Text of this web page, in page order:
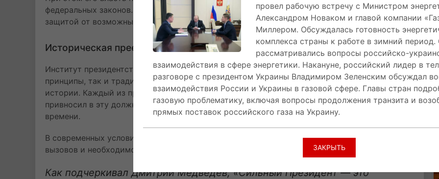
федеральных законов. Такая система создает баланс между эффективностью управления и
защитой от возможных злоупотреблений властью.
Историческая преемственность и современность
Институт президентства в России вобрал в себя как современные демократические
принципы, так и традиции сильной исполнительной власти, характерные для отечественной
истории. Каждый из президентов — Борис Ельцин, Владимир Путин, Дмитрий Медведев —
привносил в эту должность свой стиль руководства, соответствовавший вызовам своего
времени.
В современных условиях роль Президента приобретает особое значение в свете глобальных
вызовов и необходимости защиты национальных интересов.
Как подчеркивал Дмитрий Медведев, «Сильный Президент — это
провел рабочую встречу с Министром
Александром Новаком и главой компании
Миллером. Обсуждалась готовность
комплекса страны к работе в зимний период.
рассматривались вопросы российско-
взаимодействия в сфере энергетики. Накануне, российский лидер в
разговоре с президентом Украины Владимиром Зеленским обсуждал
взаимодействия России и Украины в газовой сфере. Главы стран
газовую проблематику, включая вопросы продолжения транзита и
прямых поставок российского газа на Украину.
ЗАКРЫТЬ